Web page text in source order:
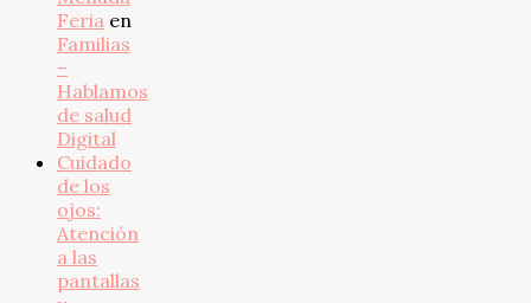
Feria en
Familias
–
Hablamos
de salud
Digital
Cuidado
de los
ojos:
Atención
a las
pantallas